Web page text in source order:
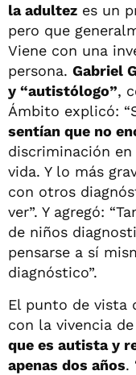
la adultez es un
pero que
Viene con una
persona. Gabriel
y “autistólogo”,
Ámbito explicó:
sentían que no
discriminación
vida. Y lo más
con otros
ver”. Y agregó:
de niños
pensarse a sí
diagnóstico”.
El punto de vista
con la vivencia de
que es autista y
apenas dos años.